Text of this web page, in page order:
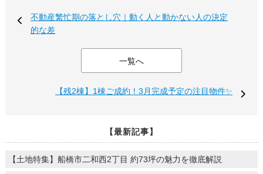
不動産繁忙期の落とし穴｜動く人と動かない人の決定
的な差
一覧へ
【残2棟】1棟ご成約！3月完成予定の注目物件✨
【最新記事】
【土地特集】船橋市二和西2丁目 約73坪の魅力を徹底解説